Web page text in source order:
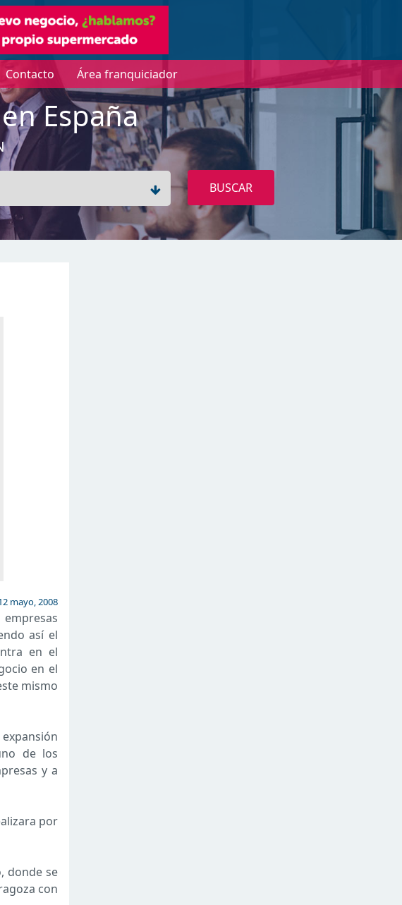
Contacto Área franquiciador
España
BUSCAR
mayo, 2008
así el
en el
en el
mismo
de los
y a
por
donde se
con